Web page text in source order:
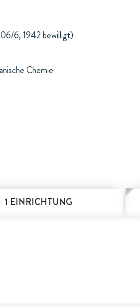
6, 1942 bewilligt)
Chemie
1 EINRICHTUNG